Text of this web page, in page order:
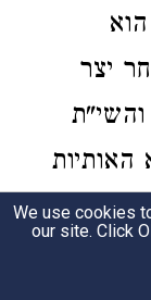
יצר
שהוא גם
We use cookies
our site. Click